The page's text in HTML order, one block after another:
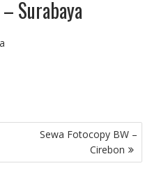
Surabaya
Sewa Fotocopy BW –
Cirebon